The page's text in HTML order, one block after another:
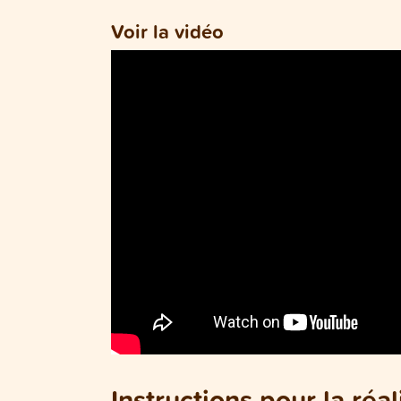
Voir la vidéo